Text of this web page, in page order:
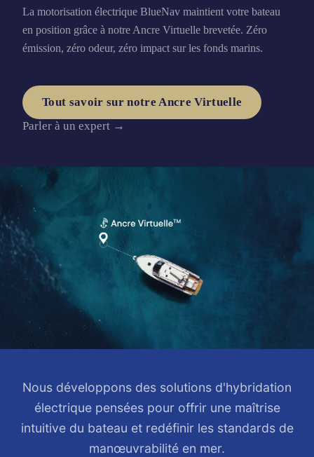
La motorisation électrique BlueNav maintient votre bateau
en position grâce à notre Ancre Virtuelle brevetée. Zéro
émission, zéro odeur, zéro impact sur les fonds marins.
Tout savoir sur notre Ancre Virtuelle
Parler à un expert →
Nous développons des solutions d'hybridation
électrique pensées pour offrir une maîtrise
intuitive du bateau et redéfinir les standards de
manœuvrabilité en mer.